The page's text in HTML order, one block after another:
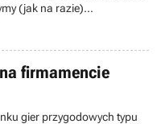
(jak na razie)
Żaden z konkurentów nie
ze strony wszystkich
dojście do konsensusu
firmamencie
gier przygodowych typu